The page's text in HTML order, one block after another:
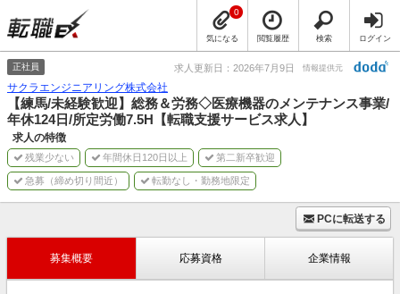
気になる
0
閲覧履歴 検索 ログイン
正社員 求人更新日：2026年7月9日 情報提供元
サクラエンジニアリング株式会社
【練馬/未経験歓迎】総務＆労務◇医療機器のメンテナンス事業/
年休124日/所定労働7.5H【転職支援サービス求人】
求人の特徴
残業少ない 年間休日120日以上 第二新卒歓迎
急募（締め切り間近） 転勤なし・勤務地限定
PCに転送する
募集概要 応募資格 企業情報